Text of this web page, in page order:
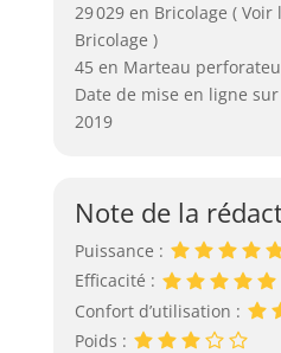
29 029 en Bricolage (
Bricolage )
45 en Marteau
Date de mise en ligne
2019
Note de la
Puissance :
Efficacité :
Confort d’utilisation :
Poids :